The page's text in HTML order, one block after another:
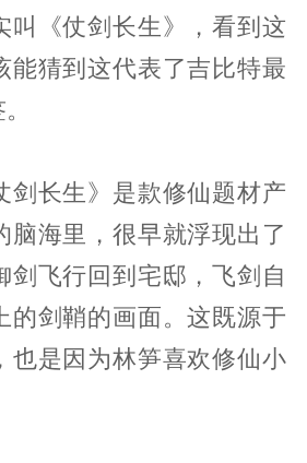
叫《仗剑长生》，看到这
能猜到这代表了吉比特最
剑长生》是款修仙题材产
脑海里，很早就浮现出了
剑飞行回到宅邸，飞剑自
的剑鞘的画面。这既源于
也是因为林笋喜欢修仙小